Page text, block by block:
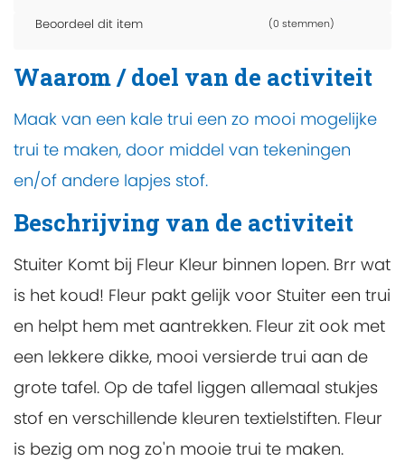
Beoordeel dit item (0 stemmen)
Waarom / doel van de activiteit
Maak van een kale trui een zo mooi mogelijke
trui te maken, door middel van tekeningen
en/of andere lapjes stof.
Beschrijving van de activiteit
Stuiter Komt bij Fleur Kleur binnen lopen. Brr wat
is het koud! Fleur pakt gelijk voor Stuiter een trui
en helpt hem met aantrekken. Fleur zit ook met
een lekkere dikke, mooi versierde trui aan de
grote tafel. Op de tafel liggen allemaal stukjes
stof en verschillende kleuren textielstiften. Fleur
is bezig om nog zo'n mooie trui te maken.